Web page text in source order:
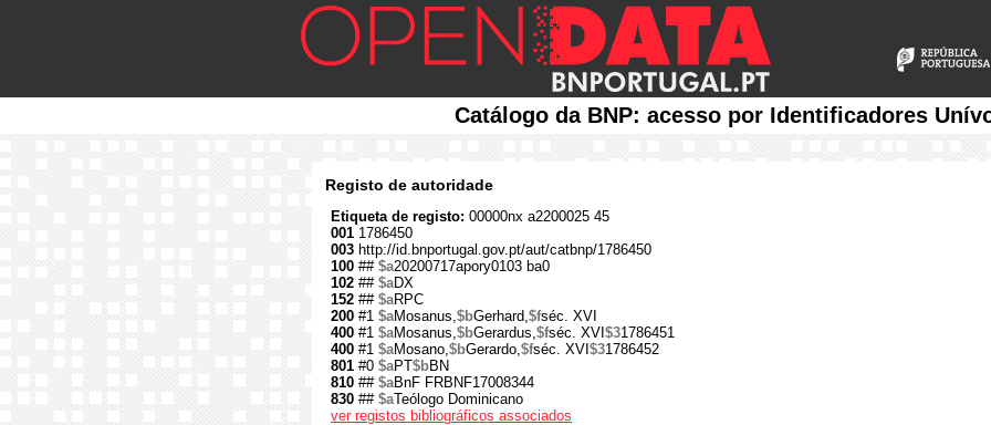
Catálogo da BNP: acesso por Identificadores
Registo de autoridade
Etiqueta de registo: 00000nx a2200025 45
001 1786450
003 http://id.bnportugal.gov.pt/aut/catbnp/1786450
100 ## $a20200717apory0103 ba0
102 ## $aDX
152 ## $aRPC
200 #1 $aMosanus,$bGerhard,$fséc. XVI
400 #1 $aMosanus,$bGerardus,$fséc. XVI $31786451
400 #1 $aMosano,$bGerardo,$fséc. XVI $31786452
801 #0 $aPT$bBN
810 ## $aBnF FRBNF17008344
830 ## $aTeólogo Dominicano
ver registos bibliográficos associados